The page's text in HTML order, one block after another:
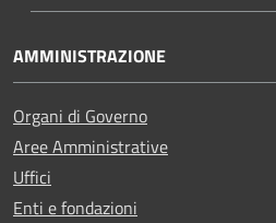
AMMINISTRAZIONE
Organi di Governo
Aree Amministrative
Uffici
Enti e fondazioni